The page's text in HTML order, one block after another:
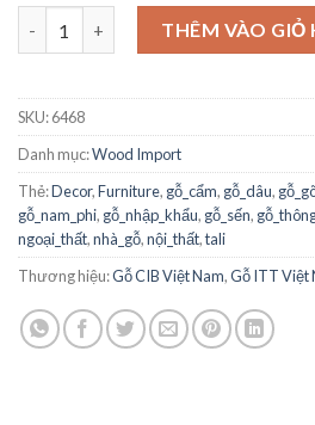
THÊM VÀO GIỎ
SKU:6468
Danh mục:Wood Import
Thẻ:Decor,Furniture, gỗ_cẩm, gỗ_dâu,
gỗ_nam_phi, gỗ_nhập_khẩu, gỗ_sến,
ngoại_thất,nhà_gỗ,nội_thất,tali
Thương hiệu:Gỗ CIB Việt Nam,Gỗ ITT Việt